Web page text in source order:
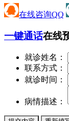
在线咨询QQ
一键通话在线
就诊姓名：
联系方式：
就诊时间：
病情描述：